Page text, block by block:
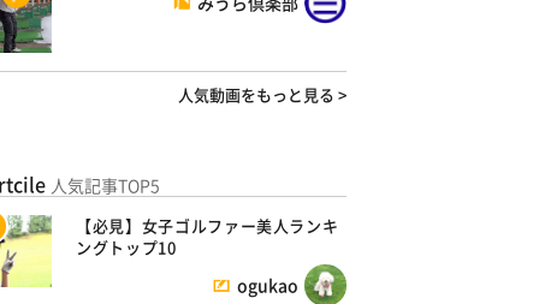
人気動画をもっと見る >
人気記事TOP5
【必見】女子ゴルファー美人ランキ
ングトップ10
ogukao